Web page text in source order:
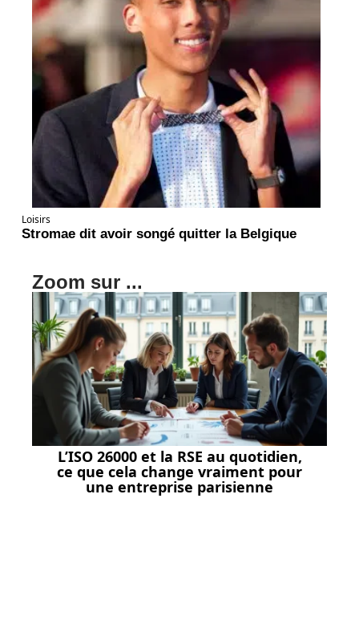
Loisirs
Stromae dit avoir songé quitter la Belgique
Zoom sur ...
L’ISO 26000 et la RSE au quotidien,
ce que cela change vraiment pour
une entreprise parisienne